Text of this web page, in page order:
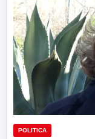
POLITICA